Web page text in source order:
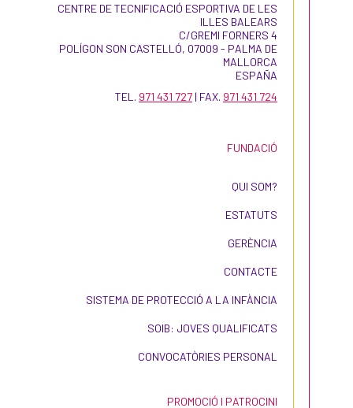
CENTRE DE TECNIFICACIÓ ESPORTIVA DE LES
ILLES BALEARS
C/GREMI FORNERS 4
POLÍGON SON CASTELLÓ, 07009 - PALMA DE
MALLORCA
ESPAÑA
TEL. 971 431 727 | FAX. 971 431 724
FUNDACIÓ
QUI SOM?
ESTATUTS
GERÈNCIA
CONTACTE
SISTEMA DE PROTECCIÓ A LA INFÀNCIA
SOIB: JOVES QUALIFICATS
CONVOCATÒRIES PERSONAL
PROMOCIÓ I PATROCINI